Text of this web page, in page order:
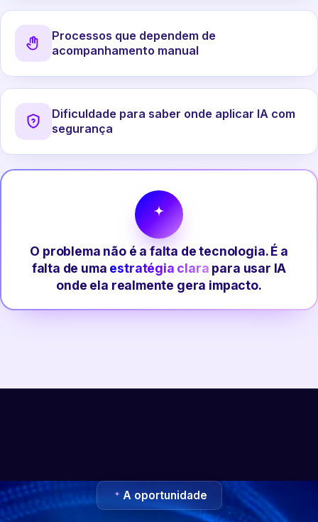
Processos que dependem de
acompanhamento manual
Dificuldade para saber onde aplicar IA com
segurança
O problema não é a falta de tecnologia. É a
falta de uma estratégia clara para usar IA
onde ela realmente gera impacto.
A oportunidade